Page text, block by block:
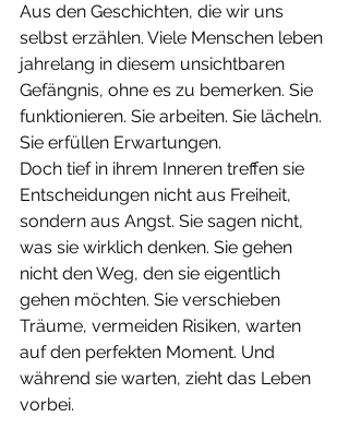
Aus den Geschichten, die wir uns
selbst erzählen. Viele Menschen leben
jahrelang in diesem unsichtbaren
Gefängnis, ohne es zu bemerken. Sie
funktionieren. Sie arbeiten. Sie lächeln.
Sie erfüllen Erwartungen.
Doch tief in ihrem Inneren treffen sie
Entscheidungen nicht aus Freiheit,
sondern aus Angst. Sie sagen nicht,
was sie wirklich denken. Sie gehen
nicht den Weg, den sie eigentlich
gehen möchten. Sie verschieben
Träume, vermeiden Risiken, warten
auf den perfekten Moment. Und
während sie warten, zieht das Leben
vorbei.